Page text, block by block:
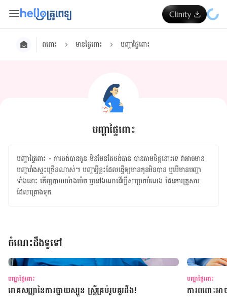
ពពោះ មានផ្ទៃពោះ បញ្ហាផ្ទៃពោះ
បញ្ហាផ្ទៃពោះ
បញ្ហាផ្ទៃពោះ - ការ​ចង់​បាន​កូន មិនមែន​តែ​ចង់បាន បាន​តាម​ចិត្ត​នោះ​ទេ វា​អាច​មាន​
បញ្ហា​រាំងស្ទះ​ច្រើន​ណាស់។ បញ្ហា​អ្វី​ខ្លះ​ដែល​ធ្វើ​ឲ្យ​មាន​កូន​មិន​បាន ឬ​បើ​មាន​បញ្ហា​
ទាំង​នោះ តើ​ព្យបាល​យ៉ាងម៉េច ឬ​នៅឯណាដើម្បី​សម្រេច​បំណង​ ​ផែនការ​គ្រួសារ​
ដែល​គ្រោង​ទុក
ចំណេះដឹងទូទៅ
បញ្ហាផ្ទៃពោះ
រោគសញ្ញានៃការធ្លាយស្បូន ស្រ្តីគ្រប់រូបគួរដឹង!
បញ្ហាផ្ទៃពោះ
ការពពោះអ